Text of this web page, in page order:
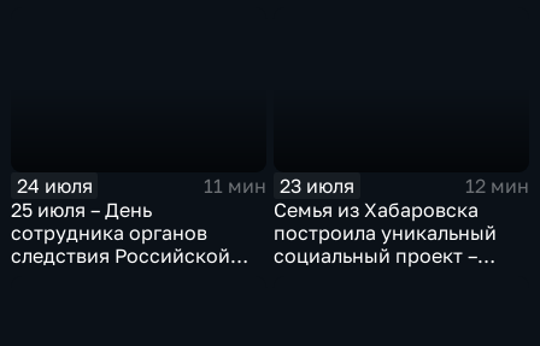
24 июля
11 мин
25 июля – День
сотрудника органов
следствия Российской
23 июля
12 мин
Семья из Хабаровска
построила уникальный
социальный проект –